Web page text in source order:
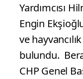
Yardımcısı
Engin
ve
bulundu.
CHP Genel